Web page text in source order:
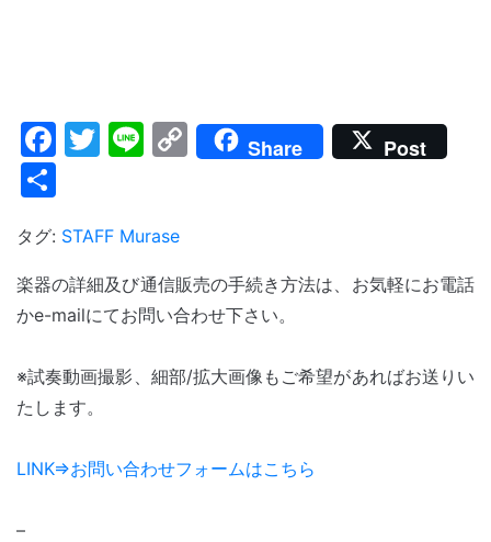
Facebook
Twitter
LineCopy
Link
Share Post
タグ: STAFF Murase
楽器の詳細及び通信販売の手続き方法は、お気軽にお電話
かe-mailにてお問い合わせ下さい。
※試奏動画撮影、細部/拡大画像もご希望があればお送りい
たします。
LINK⇒お問い合わせフォームはこちら
–